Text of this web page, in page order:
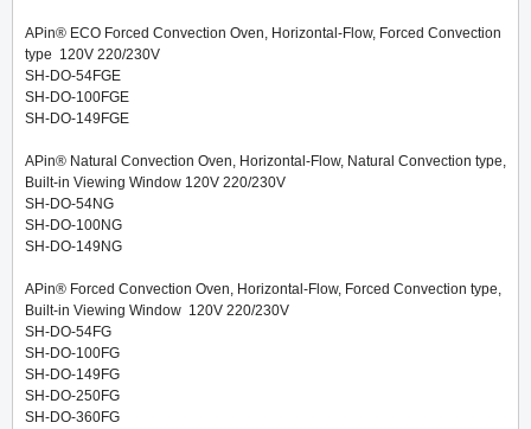
APin® ECO Forced Convection Oven, Horizontal-Flow, Forced Convection
type 120V 220/230V
SH-DO-54FGE
SH-DO-100FGE
SH-DO-149FGE
APin® Natural Convection Oven, Horizontal-Flow, Natural Convection type,
Built-in Viewing Window 120V 220/230V
SH-DO-54NG
SH-DO-100NG
SH-DO-149NG
APin® Forced Convection Oven, Horizontal-Flow, Forced Convection type,
Built-in Viewing Window 120V 220/230V
SH-DO-54FG
SH-DO-100FG
SH-DO-149FG
SH-DO-250FG
SH-DO-360FG